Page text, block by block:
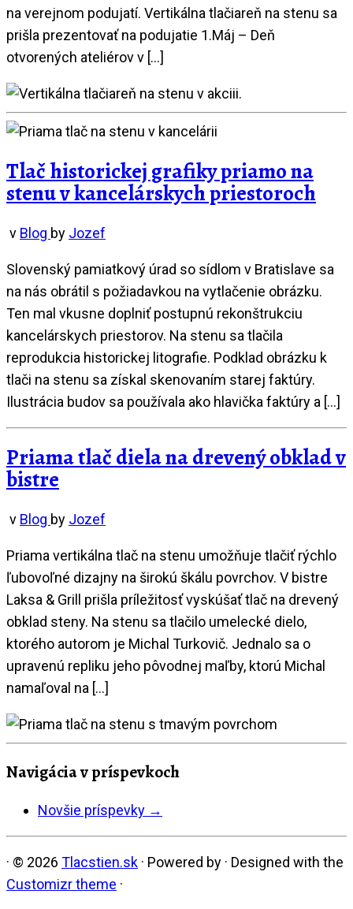
na verejnom podujatí. Vertikálna tlačiareň na stenu sa
prišla prezentovať na podujatie 1.Máj – Deň
otvorených ateliérov v […]
Tlač historickej grafiky priamo na
stenu v kancelárskych priestoroch
v Blog by Jozef
Slovenský pamiatkový úrad so sídlom v Bratislave sa
na nás obrátil s požiadavkou na vytlačenie obrázku.
Ten mal vkusne doplniť postupnú rekonštrukciu
kancelárskych priestorov. Na stenu sa tlačila
reprodukcia historickej litografie. Podklad obrázku k
tlači na stenu sa získal skenovaním starej faktúry.
Ilustrácia budov sa používala ako hlavička faktúry a […]
Priama tlač diela na drevený obklad v
bistre
v Blog by Jozef
Priama vertikálna tlač na stenu umožňuje tlačiť rýchlo
ľubovoľné dizajny na širokú škálu povrchov. V bistre
Laksa & Grill prišla príležitosť vyskúšať tlač na drevený
obklad steny. Na stenu sa tlačilo umelecké dielo,
ktorého autorom je Michal Turkovič. Jednalo sa o
upravenú repliku jeho pôvodnej maľby, ktorú Michal
namaľoval na […]
Navigácia v príspevkoch
Novšie príspevky →
· © 2026 Tlacstien.sk · Powered by · Designed with the
Customizr theme ·